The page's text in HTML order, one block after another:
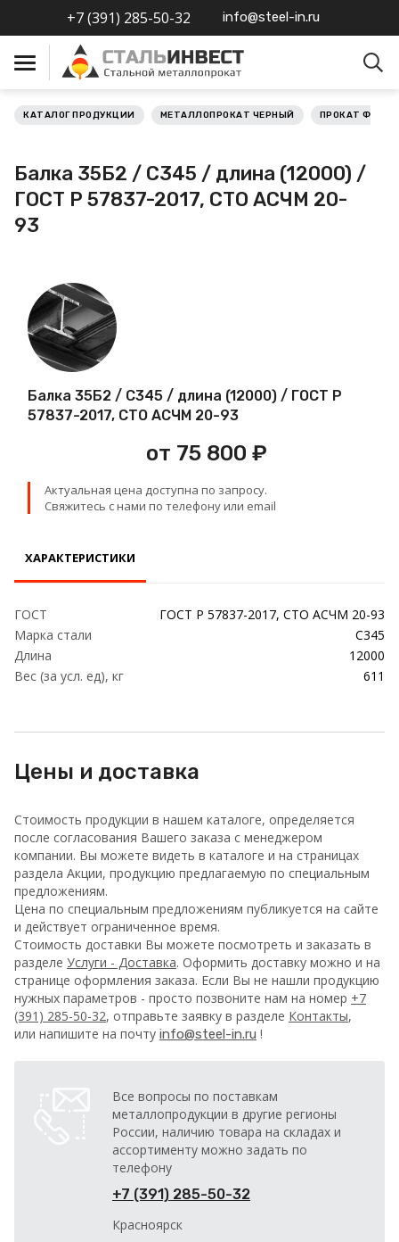
+7 (391) 285-50-32 info@steel-in.ru
Металлопрокат
нержавеющий
Металлопрокат
калиброванный
Профлист
Проволока
КАТАЛОГ ПРОДУКЦИИ МЕТАЛЛОПРОКАТ ЧЕРНЫЙ ПРОКАТ
Балка 35Б2 / С345 / длина (12000) /
ГОСТ Р 57837-2017, СТО АСЧМ 20-
93
Балка 35Б2 / С345 / длина (12000) / ГОСТ Р
57837-2017, СТО АСЧМ 20-93
от 75 800 ₽
Актуальная цена доступна по запросу.
Свяжитесь с нами по телефону или email
ХАРАКТЕРИСТИКИ
ГОСТ
ГОСТ Р 57837-2017, СТО АСЧМ 20-93
Марка стали
С345
Длина
12000
Вес (за усл. ед), кг
611
Цены и доставка
Стоимость продукции в нашем каталоге, определяется
после согласования Вашего заказа с менеджером
компании. Вы можете видеть в каталоге и на страницах
раздела Акции, продукцию предлагаемую по специальным
предложениям.
Цена по специальным предложениям публикуется на сайте
и действует ограниченное время.
Стоимость доставки Вы можете посмотреть и заказать в
разделе Услуги - Доставка. Оформить доставку можно и на
странице оформления заказа. Если Вы не нашли продукцию
нужных параметров - просто позвоните нам на номер +7
(391) 285-50-32, отправьте заявку в разделе Контакты,
или напишите на почту info@steel-in.ru !
Все вопросы по поставкам
металлопродукции в другие регионы
России, наличию товара на складах и
ассортименту можно задать по
телефону
+7 (391) 285-50-32
Красноярск